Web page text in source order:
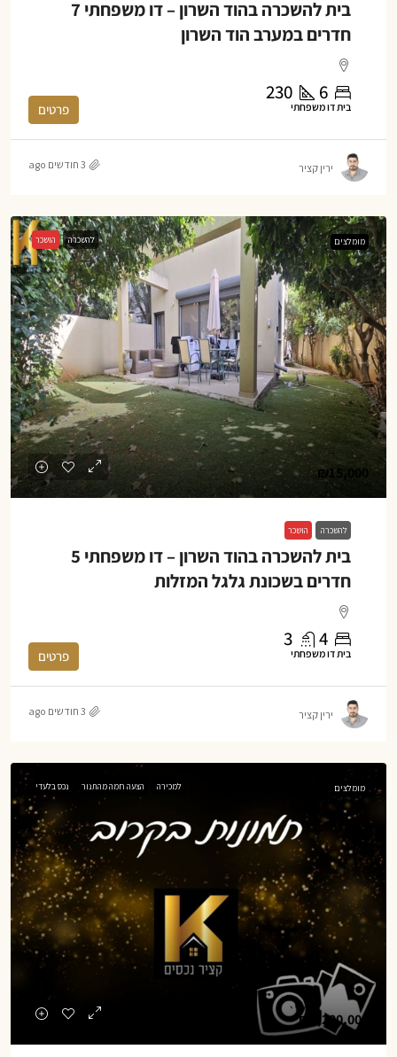
בית להשכרה בהוד השרון – דו משפחתי 7
חדרים במערב הוד השרון
6
230
בית דו משפחתי פרטים
ירין קציר 3 חודשים ago
מומלצים להשכרה הושכר
₪15,000
להשכרה הושכר
בית להשכרה בהוד השרון – דו משפחתי 5
חדרים בשכונת גלגל המזלות
4
3
בית דו משפחתי פרטים
ירין קציר 3 חודשים ago
מומלצים למכירה הצעה חמה מהתנור נכס בלעדי
₪1,200,000